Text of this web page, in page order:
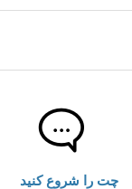
چت را شروع کنید